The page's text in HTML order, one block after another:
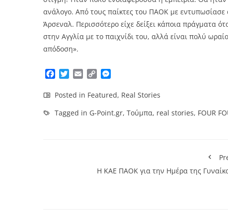
ανάλογο. Από τους παίκτες του ΠΑΟΚ με εντυπωσίασε
Άρσεναλ. Περισσότερο είχε δείξει κάποια πράγματα
στην Αγγλία με το παιχνίδι του, αλλά είναι πολύ
απόδοση».
Facebook
TwitterEmailCopy
Posted in Featured, Real Stories
Tagged in G-Point.gr, Τούμπα, real stories, FOUR
Η ΚΑΕ ΠΑΟΚ για την Ημέρα της